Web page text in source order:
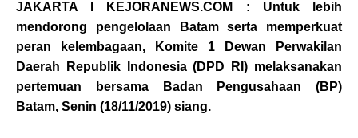
JAKARTA I KEJORANEWS.COM : Untuk lebih
mendorong pengelolaan Batam serta memperkuat
peran kelembagaan, Komite 1 Dewan Perwakilan
Daerah Republik Indonesia (DPD RI) melaksanakan
pertemuan bersama Badan Pengusahaan (BP)
Batam, Senin (18/11/2019) siang.